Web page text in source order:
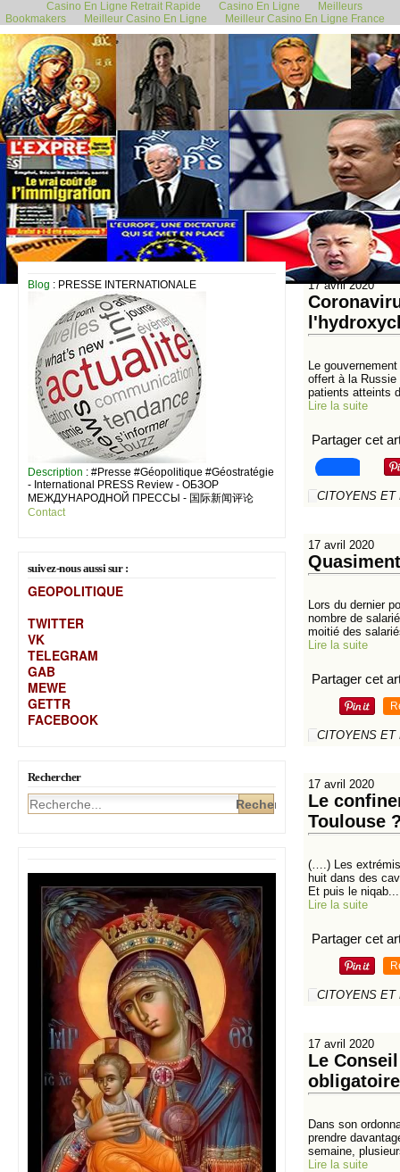
Casino En Ligne Retrait Rapide Casino En Ligne
Meilleurs
Bookmakers
Meilleur Casino En Ligne Meilleur Casino En Ligne France
Blog : PRESSE INTERNATIONALE
Description : #Presse #Géopolitique #Géostratégie
- International PRESS Review - ОБЗОР
МЕЖДУНАРОДНОЙ ПРЕССЫ - 国际新闻评论
Contact
suivez-nous aussi sur :
GEOPOLITIQUE
TWITTER
VK
TELEGRAM
GAB
MEWE
GETTR
FACEBOOK
Rechercher
17 avril 2020
Le
offert à la Russie
patients atteints
Lire la suite
Partager cet
CITOYENS ET
17 avril 2020
Lors du dernier
nombre de
moitié des
Lire la suite
Partager cet
CITOYENS ET
17 avril 2020
Le
Toulouse
(….) Les
huit dans des
Et puis le niqab...
Lire la suite
Partager cet
CITOYENS ET
17 avril 2020
Le
Dans son
prendre
semaine,
Lire la suite